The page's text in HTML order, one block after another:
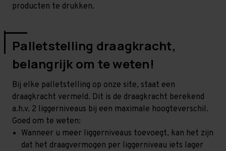
producten te drukken.
Palletstelling draagkracht,
belangrijk om te weten!
Bij elke palletstelling op onze site, staat een
draagkracht vermeld. Dit is de draagkracht berekend
a.h.v. 2 liggerniveaus bij een maximale hoogteverschil.
Goed om te weten:
Wanneer u meer liggerniveaus toevoegt, kan het zijn
dat het draagvermogen per liggerniveau iets lager